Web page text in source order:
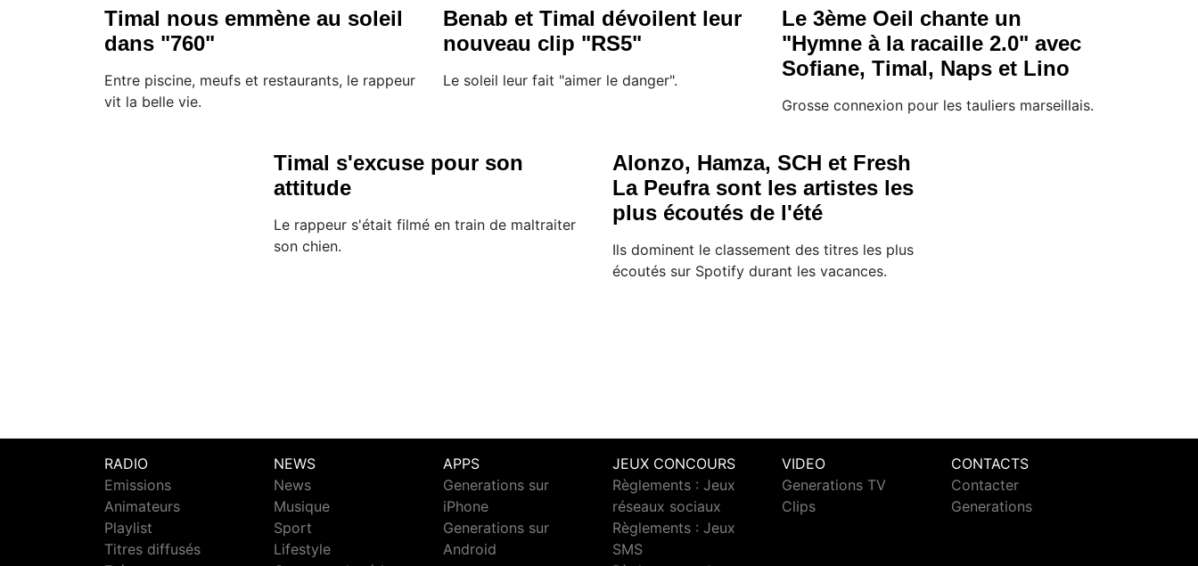
Timal nous emmène au soleil
dans "760"
Entre piscine, meufs et restaurants, le rappeur
vit la belle vie.
Benab et Timal dévoilent leur
nouveau clip "RS5"
Le soleil leur fait "aimer le danger".
Le 3ème Oeil chante un
"Hymne à la racaille 2.0" avec
Sofiane, Timal, Naps et Lino
Grosse connexion pour les tauliers marseillais.
Timal s'excuse pour son
attitude
Le rappeur s'était filmé en train de maltraiter
son chien.
Alonzo, Hamza, SCH et Fresh
La Peufra sont les artistes les
plus écoutés de l'été
Ils dominent le classement des titres les plus
écoutés sur Spotify durant les vacances.
RADIO
Emissions
Animateurs
Playlist
Titres diffusés
NEWS
News
Musique
Sport
Lifestyle
APPS
Generations sur
iPhone
Generations sur
Android
JEUX CONCOURS
Règlements : Jeux
réseaux sociaux
Règlements : Jeux
SMS
VIDEO
Generations TV
Clips
CONTACTS
Contacter
Generations